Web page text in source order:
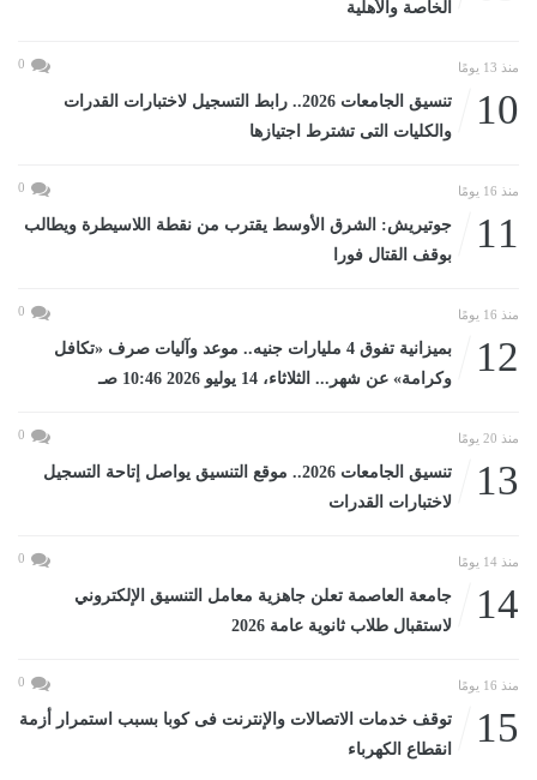
الخاصة والأهلية
منذ 13 يومًا 0
10
تنسيق الجامعات 2026.. رابط التسجيل لاختبارات القدرات
والكليات التى تشترط اجتيازها
منذ 16 يومًا 0
11
جوتيريش: الشرق الأوسط يقترب من نقطة اللاسيطرة ويطالب
بوقف القتال فورا
منذ 16 يومًا 0
12
بميزانية تفوق 4 مليارات جنيه.. موعد وآليات صرف «تكافل
وكرامة» عن شهر... الثلاثاء، 14 يوليو 2026 10:46 صـ
منذ 20 يومًا 0
13
تنسيق الجامعات 2026.. موقع التنسيق يواصل إتاحة التسجيل
لاختبارات القدرات
منذ 14 يومًا 0
14
جامعة العاصمة تعلن جاهزية معامل التنسيق الإلكتروني
لاستقبال طلاب ثانوية عامة 2026
منذ 16 يومًا 0
15
توقف خدمات الاتصالات والإنترنت فى كوبا بسبب استمرار أزمة
انقطاع الكهرباء